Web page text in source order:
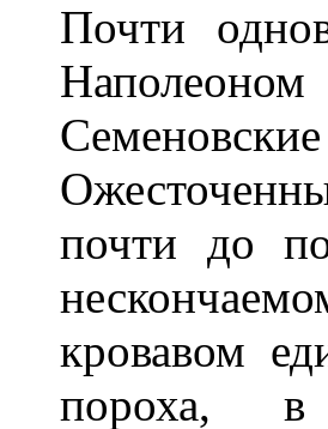
Почти
почти до
кровавом
пороха, в